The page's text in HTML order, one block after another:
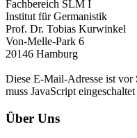
Fachbereich SLM I
Institut für Germanistik
Prof. Dr. Tobias Kurwinkel
Von-Melle-Park 6
20146 Hamburg
Diese E-Mail-Adresse ist vor
muss JavaScript eingeschaltet
Über Uns